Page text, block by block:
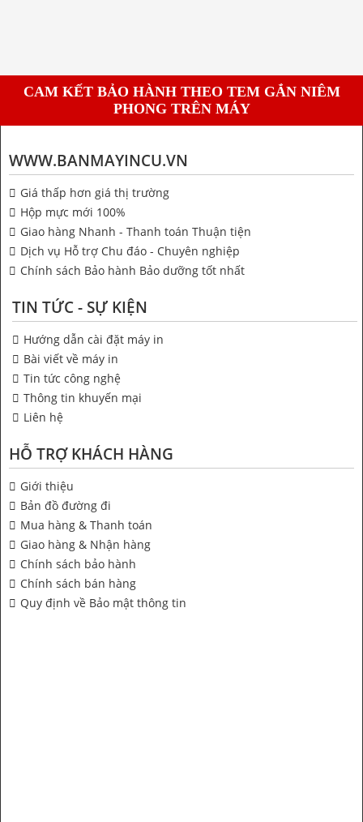
CAM KẾT BẢO HÀNH THEO TEM GẮN NIÊM
PHONG TRÊN MÁY
WWW.BANMAYINCU.VN
Giá thấp hơn giá thị trường
Hộp mực mới 100%
Giao hàng Nhanh - Thanh toán Thuận tiện
Dịch vụ Hỗ trợ Chu đáo - Chuyên nghiệp
Chính sách Bảo hành Bảo dưỡng tốt nhất
TIN TỨC - SỰ KIỆN
Hướng dẫn cài đặt máy in
Bài viết về máy in
Tin tức công nghệ
Thông tin khuyến mại
Liên hệ
HỖ TRỢ KHÁCH HÀNG
Giới thiệu
Bản đồ đường đi
Mua hàng & Thanh toán
Giao hàng & Nhận hàng
Chính sách bảo hành
Chính sách bán hàng
Quy định về Bảo mật thông tin